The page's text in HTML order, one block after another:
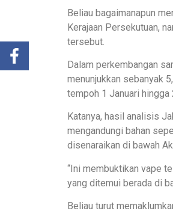
Beliau bagaimanapun
Kerajaan Persekutuan,
tersebut.
Dalam perkembangan
menunjukkan sebanyak
tempoh 1 Januari hingga
Katanya, hasil analisis
mengandungi bahan
disenaraikan di bawah
“Ini membuktikan vape
yang ditemui berada di
Beliau turut